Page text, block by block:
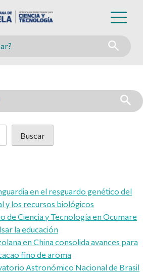
Buscar
en el resguardo genético del
y los recursos biológicos
de Ciencia y Tecnología en Ocumare
la educación
en China consolida avances para
fino de aroma
Astronómico Nacional de Brasil